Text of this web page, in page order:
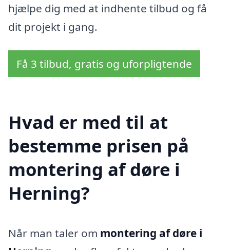
hjælpe dig med at indhente tilbud og få
dit projekt i gang.
Få 3 tilbud, gratis og uforpligtende
Hvad er med til at
bestemme prisen på
montering af døre i
Herning?
Når man taler om montering af døre i